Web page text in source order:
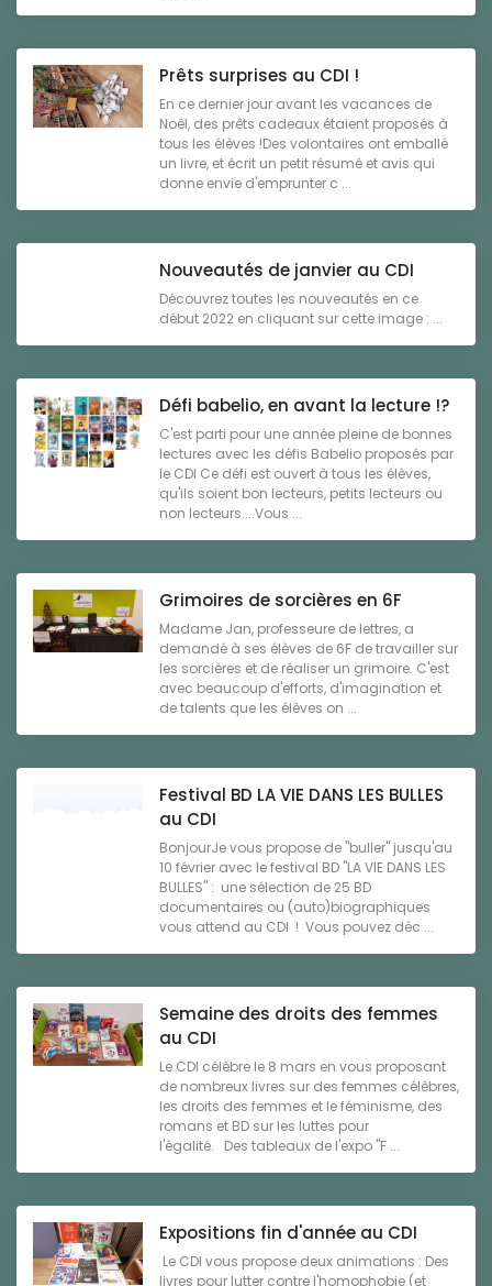
Prêts surprises au CDI !
En ce dernier jour avant les vacances de
Noël, des prêts cadeaux étaient proposés à
tous les élèves !Des volontaires ont emballé
un livre, et écrit un petit résumé et avis qui
donne envie d'emprunter c ...
Nouveautés de janvier au CDI
Découvrez toutes les nouveautés en ce
début 2022 en cliquant sur cette image : ...
Défi babelio, en avant la lecture !?
C'est parti pour une année pleine de bonnes
lectures avec les défis Babelio proposés par
le CDI Ce défi est ouvert à tous les élèves,
qu'ils soient bon lecteurs, petits lecteurs ou
non lecteurs....Vous ...
Grimoires de sorcières en 6F
Madame Jan, professeure de lettres, a
demandé à ses élèves de 6F de travailler sur
les sorcières et de réaliser un grimoire. C'est
avec beaucoup d'efforts, d'imagination et
de talents que les élèves on ...
Festival BD LA VIE DANS LES BULLES
au CDI
BonjourJe vous propose de "buller" jusqu'au
10 février avec le festival BD "LA VIE DANS LES
BULLES" : une sélection de 25 BD
documentaires ou (auto)biographiques
vous attend au CDI ! Vous pouvez déc ...
Semaine des droits des femmes
au CDI
Le CDI célèbre le 8 mars en vous proposant
de nombreux livres sur des femmes célèbres,
les droits des femmes et le féminisme, des
romans et BD sur les luttes pour
l'égalité. Des tableaux de l'expo "F ...
Expositions fin d'année au CDI
Le CDI vous propose deux animations : Des
livres pour lutter contre l'homophobie (et